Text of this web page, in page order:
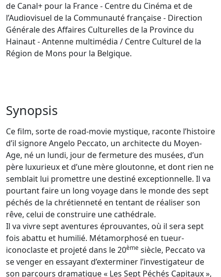
de Canal+ pour la France - Centre du Cinéma et de
l’Audiovisuel de la Communauté française - Direction
Générale des Affaires Culturelles de la Province du
Hainaut - Antenne multimédia / Centre Culturel de la
Région de Mons pour la Belgique.
Synopsis
Ce film, sorte de road-movie mystique, raconte l’histoire
d’il signore Angelo Peccato, un architecte du Moyen-
Age, né un lundi, jour de fermeture des musées, d’un
père luxurieux et d’une mère gloutonne, et dont rien ne
semblait lui promettre une destiné exceptionnelle. Il va
pourtant faire un long voyage dans le monde des sept
péchés de la chrétienneté en tentant de réaliser son
rêve, celui de construire une cathédrale.
Il va vivre sept aventures éprouvantes, où il sera sept
fois abattu et humilié. Métamorphosé en tueur-
iconoclaste et projeté dans le 20ème siècle, Peccato va
se venger en essayant d’exterminer l’investigateur de
son parcours dramatique « Les Sept Péchés Capitaux »,